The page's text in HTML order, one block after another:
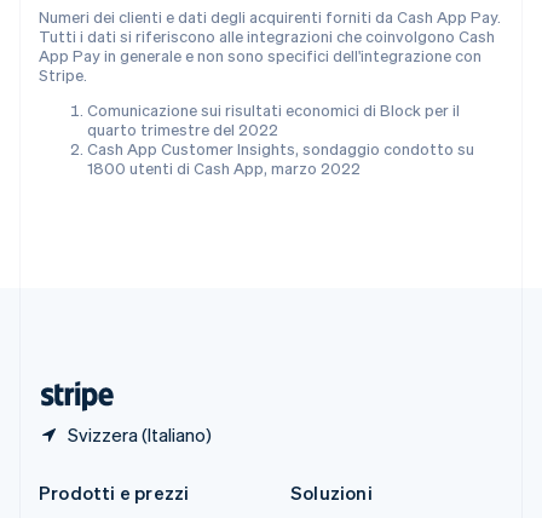
Numeri dei clienti e dati degli acquirenti forniti da Cash App Pay.
Tutti i dati si riferiscono alle integrazioni che coinvolgono Cash
App Pay in generale e non sono specifici dell'integrazione con
Stripe.
Comunicazione sui risultati economici di Block per il
quarto trimestre del 2022
Cash App Customer Insights, sondaggio condotto su
1800 utenti di Cash App, marzo 2022
Svizzera (Italiano)
Slovacchia
English
Slovenia
English
Spagna
EspañolEnglish
Stati Uniti
Prodotti e prezzi
Soluzioni